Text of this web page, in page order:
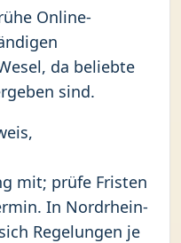
Online-
da beliebte
sind.
mit; prüfe Fristen
In Nordrhein-
Regelungen je